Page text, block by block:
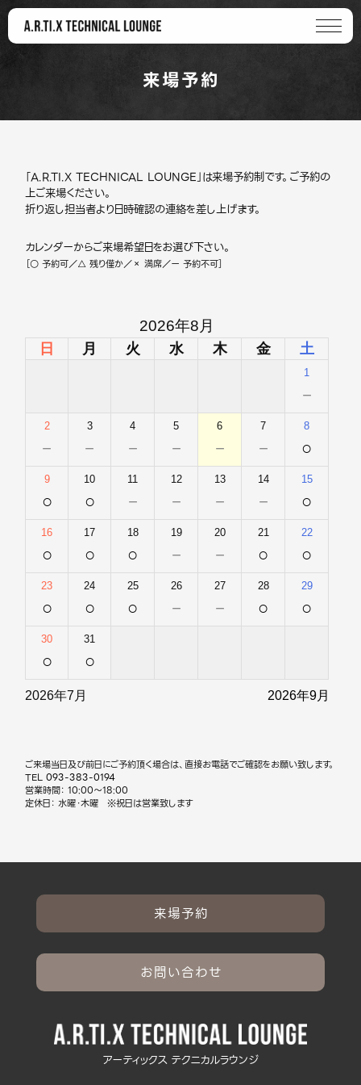
来場予約
「A.R.TI.X TECHNICAL LOUNGE」は来場予約制です。ご予約の
上ご来場ください。
折り返し担当者より日時確認の連絡を差し上げます。
カレンダーからご来場希望日をお選び下さい。
［○ 予約可／△ 残り僅か／× 満席／ー 予約不可］
2026年8月
日 月 火 水 木 金 土
1
－
2
－
3
－
4
－
5
－
6
－
7
－
8
○
9
○
10
○
11
－
12
－
13
－
14
－
15
○
16
○
17
○
18
○
19
－
20
－
21
○
22
○
23
○
24
○
25
○
26
－
27
－
28
○
29
○
30
○
31
○
2026年7月 2026年9月
ご来場当日及び前日にご予約頂く場合は、直接お電話でご確認をお願い致します。
TEL093-383-0194
営業時間： 10:00～18:00
定休日： 水曜・木曜 ※祝日は営業致します
来場予約
お問い合わせ
アーティックス テクニカルラウンジ